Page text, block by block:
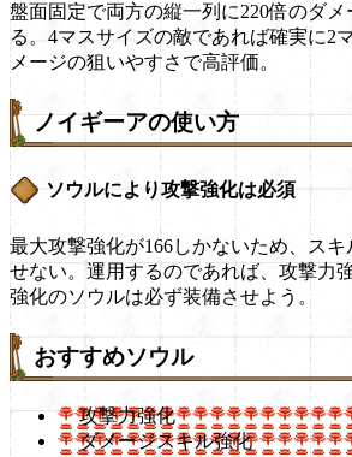
盤面固定で両方の縦一列に220倍のダ
る。4マスサイズの敵であれば確実に2
メージの狙いやすさで高評価。
ノイギーアの使い方
ソウルにより攻撃強化は必須
最大攻撃強化が166しかないため、ス
せない。運用するのであれば、攻撃力
強化のソウルは必ず装備させよう。
おすすめソウル
攻撃力強化
ダメージスキル強化